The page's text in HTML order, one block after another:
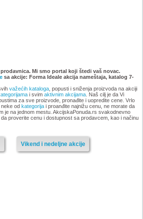
oktobar 2018
-istekla akcija-
Mi smo portal koji štedi vaš novac.
sa akcije: Forma Ideale akcija nameštaja, katalog 7-
važećih kataloga, popusti i sniženja proizvoda na akciji
i svim aktivnim akcijama. Naš cilj je da Vi
za sve proizvode, pronađite i uopredite cene. Vrlo
od kategorijai proanđite najnižu cenu, ne morate da
je na jednom mestu. AkcijskaPonuda.rs svakodnevno
proverite cenu i dostupnost sa prodavcem, kao i načinu
Vikend i nedeljne akcije